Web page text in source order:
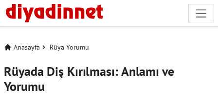
Anasayfa Rüya Yorumu
Rüyada Diş Kırılması: Anlamı ve
Yorumu